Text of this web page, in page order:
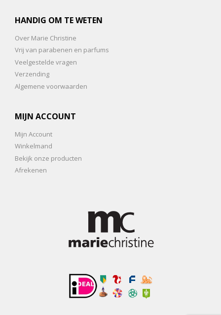
HANDIG OM TE WETEN
Over Marie Christine
Vrij van parabenen en parfums
Veelgestelde vragen
Verzending
Algemene voorwaarden
MIJN ACCOUNT
Mijn Account
Winkelmand
Bekijk onze producten
Afrekenen